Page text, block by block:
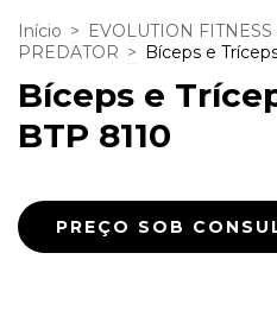
Início > EVOLUTION FITNESS
PREDATOR > Bíceps e
Bíceps e
BTP 8110